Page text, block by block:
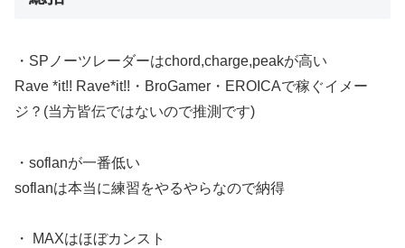
・SPノーツレーダーはchord,charge,peakが高い
Rave *it!! Rave*it!!・BroGamer・EROICAで稼ぐイメー
ジ？(当方皆伝ではないので推測です)
・soflanが一番低い
soflanは本当に練習をやるやらなので納得
・ MAXはほぼカンスト